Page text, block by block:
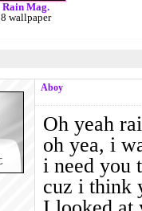
Rain Mag.
8 wallpaper
Aboy
Oh yeah
oh yea, i
i need you
cuz i think